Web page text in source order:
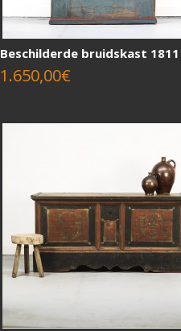
Beschilderde bruidskast 1811
1.650,00€